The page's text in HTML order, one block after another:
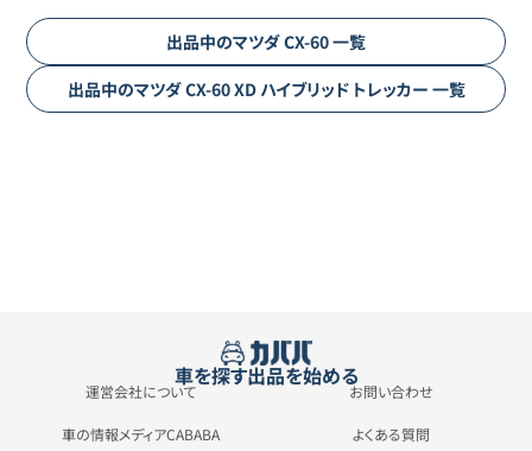
出品中のマツダCX-60一覧
出品中のマツダCX-60XD ハイブリッド トレッカー 一覧
車を探す出品を始める
運営会社について お問い合わせ
車の情報メディアCABABA よくある質問